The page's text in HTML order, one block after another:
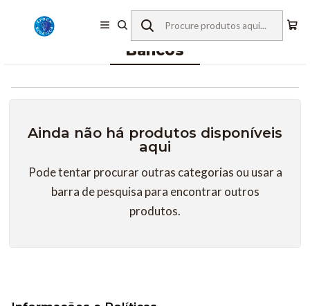
Início Hotelaria Interior Bancos
Bancos
Ainda não há produtos disponíveis
aqui
Pode tentar procurar outras categorias ou usar a
barra de pesquisa para encontrar outros
produtos.